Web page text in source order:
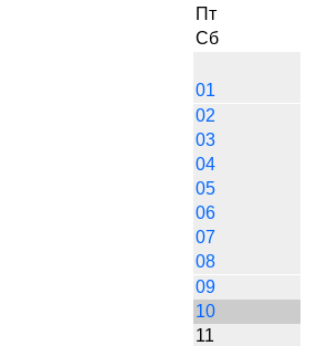
Пт
Сб
01
02
03
04
05
06
07
08
09
10
11